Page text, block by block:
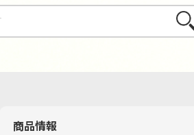
さが
商品情報